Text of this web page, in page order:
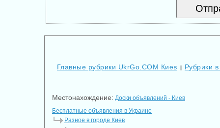
Главные рубрики UkrGo.COM Киев | Рубрики
Местонахождение: Доски объявлений - Киев
Бесплатные объявления в Украине
Разное в городе Киев